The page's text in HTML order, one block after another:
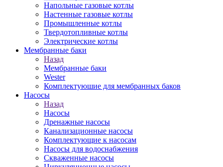
Напольные газовые котлы
Настенные газовые котлы
Промышленные котлы
Твердотопливные котлы
Электрические котлы
Мембранные баки
Назад
Мембранные баки
Wester
Комплектуюшие для мембранных баков
Насосы
Назад
Насосы
Дренажные насосы
Канализационные насосы
Комплектующие к насосам
Насосы для водоснабжения
Скваженные насосы